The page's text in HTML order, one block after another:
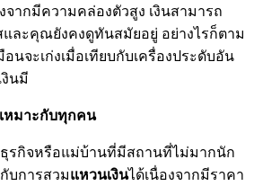
จากมีความคล่องตัวสูง เงินสามารถ
ละคุณยังคงดูทันสมัยอยู่ อย่างไรก็ตาม
นจะเก่งเมื่อเทียบกับเครื่องประดับอัน
นมี
หมาะกับทุกคน
รกิจหรือแม่บ้านที่มีสถานที่ไม่มากนัก
บการสวมแหวนเงินได้เนื่องจากมีราคา